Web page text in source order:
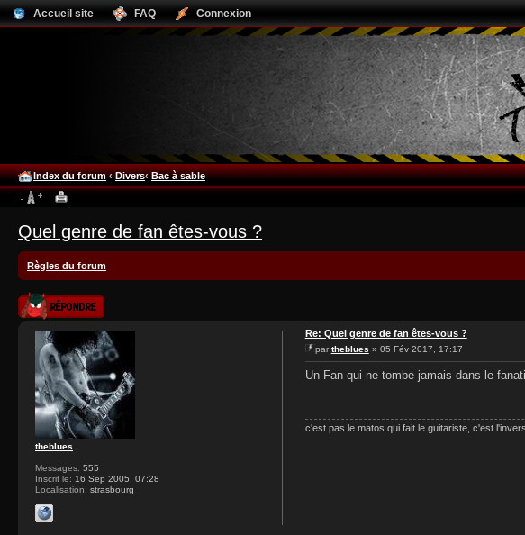
Accueil site FAQ Connexion
Index du forum ‹ Divers‹ Bac à sable
Quel genre de fan êtes-vous ?
Règles du forum
Publier une
réponse
theblues
Messages: 555
Inscrit le: 16 Sep 2005, 07:28
Localisation: strasbourg
Re: Quel genre de fan êtes-vous ?
par theblues » 05 Fév 2017, 17:17
Un Fan qui ne tombe jamais dans le
c'est pas le matos qui fait le guitariste, c'est